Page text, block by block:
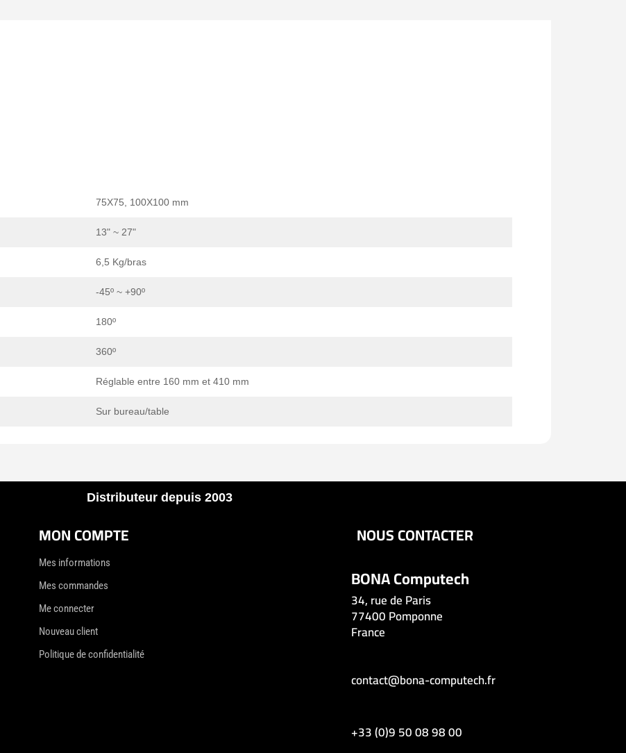
75X75, 100X100 mm
13" ~ 27"
6,5 Kg/bras
-45º ~ +90º
180º
360º
Réglable entre 160 mm et 410 mm
Sur bureau/table
Distributeur depuis 2003
MON COMPTE
Mes informations
Mes commandes
Me connecter
Nouveau client
Politique de confidentialité
NOUS CONTACTER
BONA Computech
34, rue de Paris
77400 Pomponne
France
contact@bona-computech.fr
+33 (0)9 50 08 98 00